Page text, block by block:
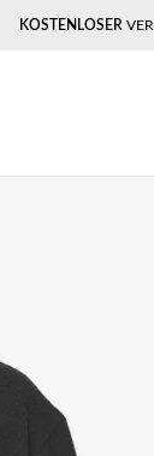
KOSTENLOSER